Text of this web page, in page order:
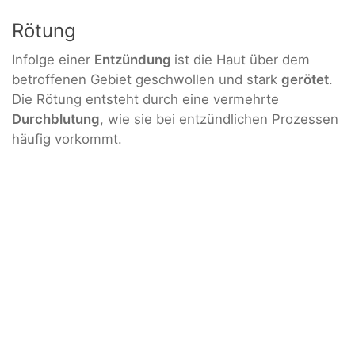
Rötung
Infolge einer Entzündung ist die Haut über dem
betroffenen Gebiet geschwollen und stark gerötet.
Die Rötung entsteht durch eine vermehrte
Durchblutung, wie sie bei entzündlichen Prozessen
häufig vorkommt.